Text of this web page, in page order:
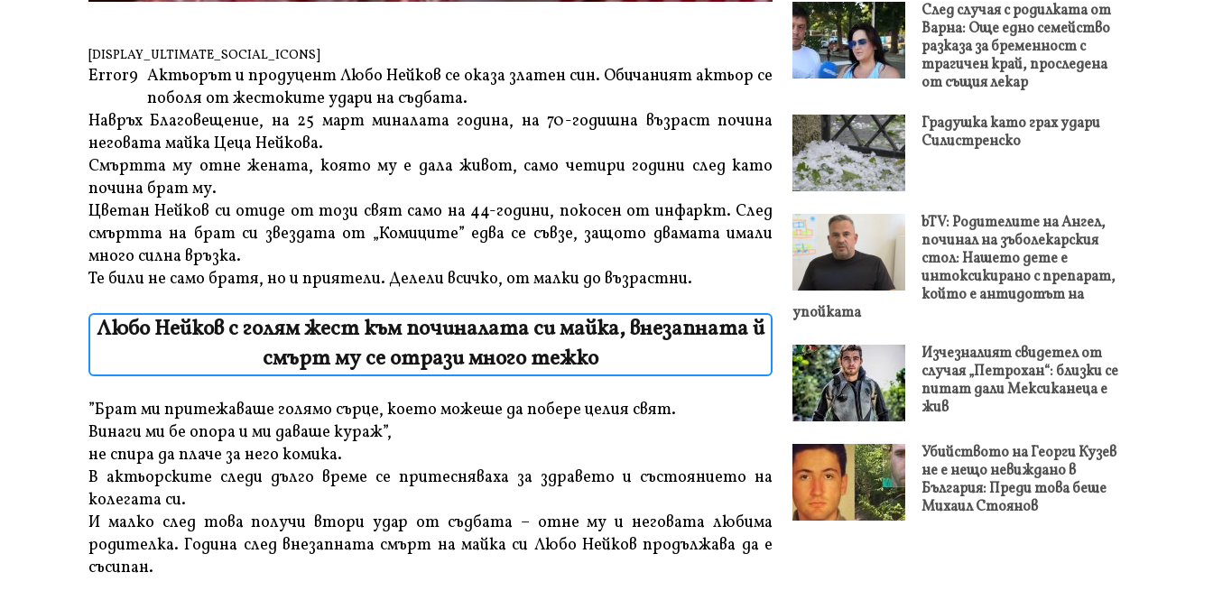
[DISPLAY_ULTIMATE_SOCIAL_ICONS]
Error9 Актьорът и продуцент Любо Нейков се оказа златен син. Обичаният актьор се
поболя от жестоките удари на съдбата.
Навръх Благовещение, на 25 март миналата година, на 70-годишна възраст почина
неговата майка Цеца Нейкова.
Смъртта му отне жената, която му е дала живот, само четири години след като
почина брат му.
Цветан Нейков си отиде от този свят само на 44-години, покосен от инфаркт. След
смъртта на брат си звездата от „Комиците” едва се съвзе, защото двамата имали
много силна връзка.
Те били не само братя, но и приятели. Делели всичко, от малки до възрастни.
Любо Нейков с голям жест към починалата си майка, внезапната й
смърт му се отрази много тежко
”Брат ми притежаваше голямо сърце, което можеше да побере целия свят.
Винаги ми бе опора и ми даваше кураж”,
не спира да плаче за него комика.
В актьорските следи дълго време се притесняваха за здравето и състоянието на
колегата си.
И малко след това получи втори удар от съдбата – отне му и неговата любима
родителка. Година след внезапната смърт на майка си Любо Нейков продължава да е
съсипан.
След случая с родилката от
Варна: Още едно семейство
разказа за бременност с
трагичен край, проследена
от същия лекар
Градушка като грах удари
Силистренско
bTV: Родителите на Ангел,
починал на зъболекарския
стол: Нашето дете е
интоксикирано с препарат,
който е антидотът на
упойката
Изчезналият свидетел от
случая „Петрохан“: близки се
питат дали Мексиканеца е
жив
Убийството на Георги Кузев
не е нещо невиждано в
България: Преди това беше
Михаил Стоянов